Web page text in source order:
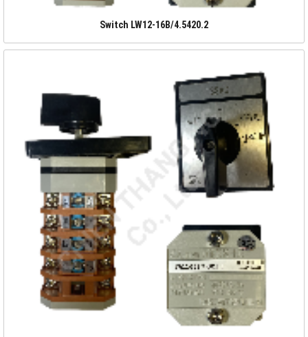
Switch LW12-16B/4.5420.2